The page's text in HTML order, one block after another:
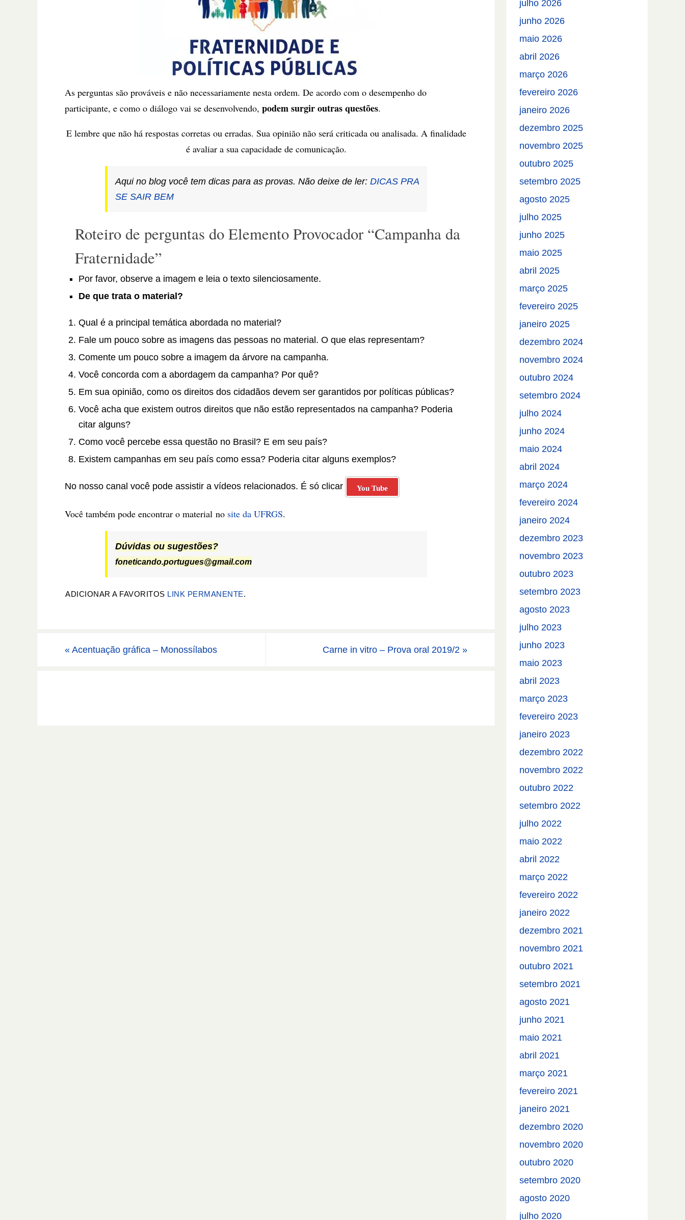
As perguntas são prováveis e não necessariamente nesta ordem. De acordo com o desempenho do
participante, e como o diálogo vai se desenvolvendo, podem surgir outras questões.
E lembre que não há respostas corretas ou erradas. Sua opinião não será criticada ou analisada. A finalidade
é avaliar a sua capacidade de comunicação.
Aqui no blog você tem dicas para as provas. Não deixe de ler: DICAS PRA
SE SAIR BEM
Roteiro de perguntas do Elemento Provocador “Campanha da
Fraternidade”
Por favor, observe a imagem e leia o texto silenciosamente.
De que trata o material?
Qual é a principal temática abordada no material?
Fale um pouco sobre as imagens das pessoas no material. O que elas representam?
Comente um pouco sobre a imagem da árvore na campanha.
Você concorda com a abordagem da campanha? Por quê?
Em sua opinião, como os direitos dos cidadãos devem ser garantidos por políticas públicas?
Você acha que existem outros direitos que não estão representados na campanha? Poderia
citar alguns?
Como você percebe essa questão no Brasil? E em seu país?
Existem campanhas em seu país como essa? Poderia citar alguns exemplos?
No nosso canal você pode assistir a vídeos relacionados. É só clicar You Tube
Você também pode encontrar o material no site da UFRGS.
Dúvidas ou sugestões?
foneticando.portugues@gmail.com
ADICIONAR A FAVORITOS LINK PERMANENTE.
« Acentuação gráfica – Monossílabos Carne in vitro – Prova oral 2019/2 »
julho 2026
junho 2026
maio 2026
abril 2026
março 2026
fevereiro 2026
janeiro 2026
dezembro 2025
novembro 2025
outubro 2025
setembro 2025
agosto 2025
julho 2025
junho 2025
maio 2025
abril 2025
março 2025
fevereiro 2025
janeiro 2025
dezembro 2024
novembro 2024
outubro 2024
setembro 2024
julho 2024
junho 2024
maio 2024
abril 2024
março 2024
fevereiro 2024
janeiro 2024
dezembro 2023
novembro 2023
outubro 2023
setembro 2023
agosto 2023
julho 2023
junho 2023
maio 2023
abril 2023
março 2023
fevereiro 2023
janeiro 2023
dezembro 2022
novembro 2022
outubro 2022
setembro 2022
julho 2022
maio 2022
abril 2022
março 2022
fevereiro 2022
janeiro 2022
dezembro 2021
novembro 2021
outubro 2021
setembro 2021
agosto 2021
junho 2021
maio 2021
abril 2021
março 2021
fevereiro 2021
janeiro 2021
dezembro 2020
novembro 2020
outubro 2020
setembro 2020
agosto 2020
julho 2020